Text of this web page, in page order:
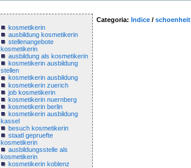
kosmetikerin
ausbildung kosmetikerin
stellenangebote
kosmetikerin
ausbildung als kosmetikerin
kosmetikerin ausbildung
stellen
kosmetikerin ausbildung
kosmetikerin zuerich
job kosmetikerin
kosmetikerin nuernberg
kosmetikerin berlin
kosmetikerin ausbildung
kassel
besuch kosmetikerin
staatl gepruefte
kosmetikerin
ausbildungsstelle als
kosmetikerin
kosmetikerin koblenz
Categoria: Indice / schoenheit